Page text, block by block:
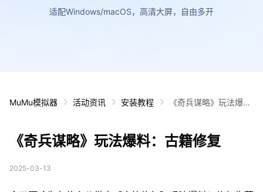
适配Windows/macOS，高清大屏，自由多开
MuMu模拟器 活动资讯 安装教程
《奇兵谋略》玩法爆
《奇兵谋略》玩法爆料：古籍修复
2025-03-13